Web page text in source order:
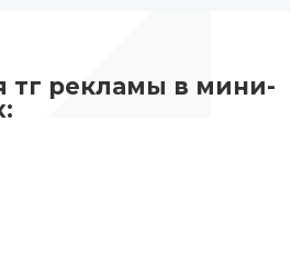
тг рекламы в мини-